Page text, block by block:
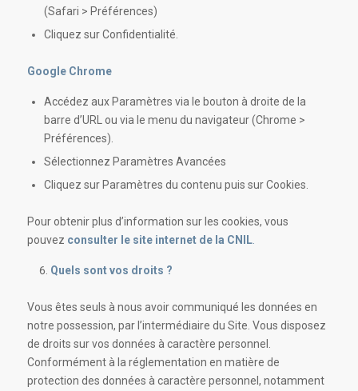
(Safari > Préférences)
Cliquez sur Confidentialité.
Google Chrome
Accédez aux Paramètres via le bouton à droite de la
barre d’URL ou via le menu du navigateur (Chrome >
Préférences).
Sélectionnez Paramètres Avancées
Cliquez sur Paramètres du contenu puis sur Cookies.
Pour obtenir plus d’information sur les cookies, vous
pouvez consulter le site internet de la CNIL.
Quels sont vos droits ?
Vous êtes seuls à nous avoir communiqué les données en
notre possession, par l’intermédiaire du Site. Vous disposez
de droits sur vos données à caractère personnel.
Conformément à la réglementation en matière de
protection des données à caractère personnel, notamment